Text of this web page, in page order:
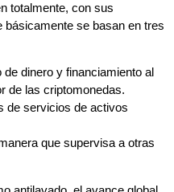
totalmente, con sus
básicamente se basan en tres
dinero y financiamiento al
de las criptomonedas.
de servicios de activos
que supervisa a otras